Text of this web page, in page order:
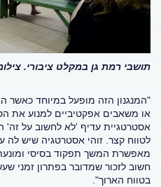
תושבי רמת גן במקלט ציבורי.
"המנגנון הזה מופעל במיוחד כאשר
או משאבים אפקטיביים למנוע את
אסטרטגיית עדיף 'לא לחשוב על זה'
לטווח קצר. זוהי אסטרטגיה שיש לה
מאפשרת המשך תפקוד בסיסי
חשוב לזכור שמדובר בפתרון זמני
בטווח הארוך".